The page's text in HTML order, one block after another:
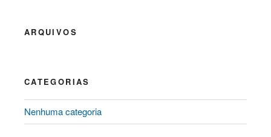
ARQUIVOS
CATEGORIAS
Nenhuma categoria